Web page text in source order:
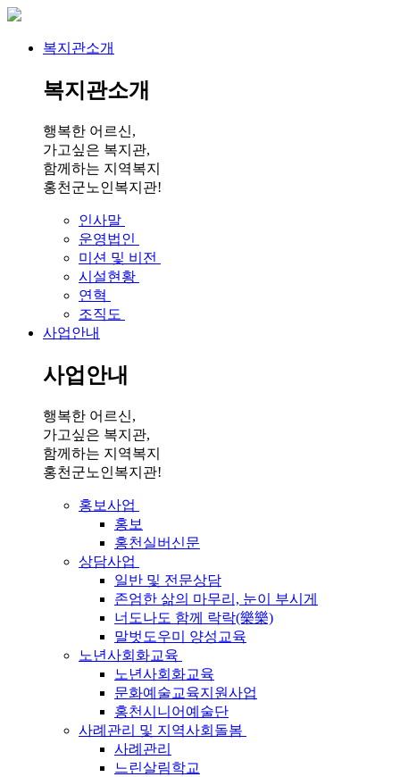
복지관소개
복지관소개
행복한 어르신,
가고싶은 복지관,
함께하는 지역복지
홍천군노인복지관!
인사말
운영법인
미션 및 비전
시설현황
연혁
조직도
사업안내
사업안내
행복한 어르신,
가고싶은 복지관,
함께하는 지역복지
홍천군노인복지관!
홍보사업
홍보
홍천실버신문
상담사업
일반 및 전문상담
존엄한 삶의 마무리, 눈이 부시게
너도나도 함께 락락(樂樂)
말벗도우미 양성교육
노년사회화교육
노년사회화교육
문화예술교육지원사업
홍천시니어예술단
사례관리 및 지역사회돌봄
사례관리
느린살림학교